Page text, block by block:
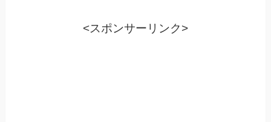
<スポンサーリンク>